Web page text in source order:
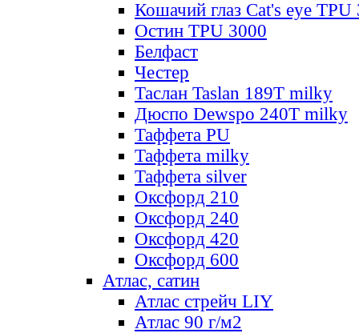
Кошачий глаз Cat's eye TPU
Остин TPU 3000
Белфаст
Честер
Таслан Taslan 189T milky
Дюспо Dewspo 240T milky
Таффета PU
Таффета milky
Таффета silver
Оксфорд 210
Оксфорд 240
Оксфорд 420
Оксфорд 600
Атлас, сатин
Атлас стрейч LIY
Атлас 90 г/м2